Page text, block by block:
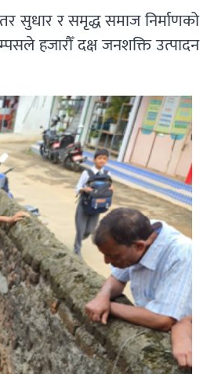
सुधार र समृद्ध समाज निर्माणको
हजारौँ दक्ष जनशक्ति उत्पादन